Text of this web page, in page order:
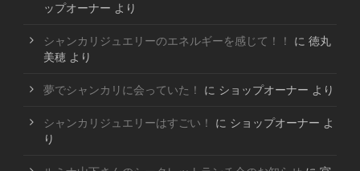
ップオーナー より
シャンカリジュエリーのエネルギーを感じて！！ に 徳丸
美穂 より
夢でシャンカリに会っていた！ に ショップオーナー より
シャンカリジュエリーはすごい！ に ショップオーナー よ
り